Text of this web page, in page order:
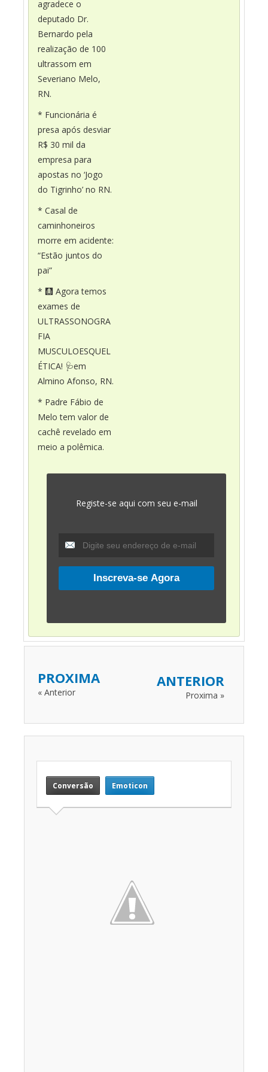
agradece o
deputado Dr.
Bernardo pela
realização de 100
ultrassom em
Severiano Melo,
RN.
* Funcionária é
presa após desviar
R$ 30 mil da
empresa para
apostas no ‘Jogo
do Tigrinho’ no RN.
* Casal de
caminhoneiros
morre em acidente:
“Estão juntos do
pai”
* 🩻 Agora temos
exames de
ULTRASSONOGRA
FIA
MUSCULOESQUEL
ÉTICA! 🩺em
Almino Afonso, RN.
* Padre Fábio de
Melo tem valor de
cachê revelado em
meio a polêmica.
Registe-se aqui com seu e-mail
PROXIMA
« Anterior
ANTERIOR
Proxima »
Conversão Emoticon